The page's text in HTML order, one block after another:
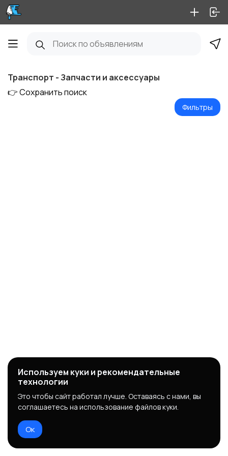
Транспорт - Запчасти и аксессуары
👉 Сохранить поиск
Фильтры
Используем куки и рекомендательные
технологии
Это чтобы сайт работал лучше. Оставаясь с нами, вы
соглашаетесь на использование файлов куки.
Ок